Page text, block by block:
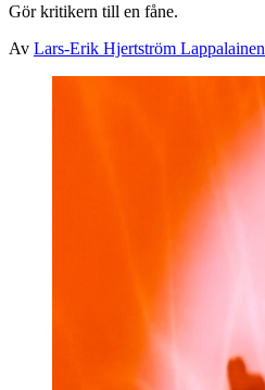
Gör kritikern till en fåne.
Av Lars-Erik Hjertström Lappalainen